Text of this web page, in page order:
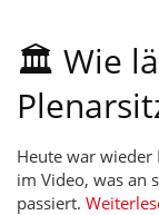
🏛️ Wie
Heute war wieder
im Video, was an
passiert.